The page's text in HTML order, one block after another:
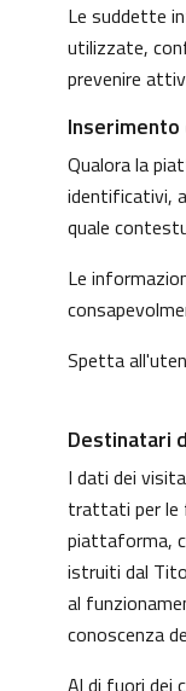
Le suddette
utilizzate,
prevenire
Qualora la
identificativi,
quale
Le
Spetta
Destinatari
I dati dei
trattati per le
piattaforma,
istruiti dal
al
conoscenza
Al di fuori dei